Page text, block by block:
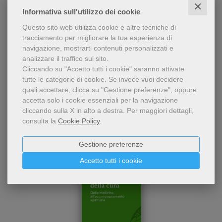
Informativa sull'utilizzo dei cookie ✕
Questo sito web utilizza cookie e altre tecniche di
tracciamento per migliorare la tua esperienza di
navigazione, mostrarti contenuti personalizzati e
analizzare il traffico sul sito.
Cliccando su "Accetto tutti i cookie" saranno attivate
tutte le categorie di cookie. Se invece vuoi decidere
quali accettare, clicca su "Gestione preferenze", oppure
accetta solo i cookie essenziali per la navigazione
cliccando sulla X in alto a destra. Per maggiori dettagli,
consulta la Cookie Policy.
Accetto tutti i cookie
Gestione preferenze
hospice, distinta da quella
religiosa, è parte essenziale
delle cure palliative e
richiede formazio
L'assistente spirituale in Hospice
Guido Miccinesi
11,99 €